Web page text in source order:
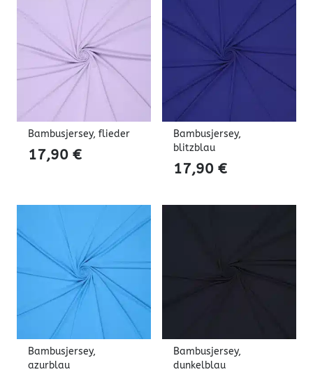
Bambusjersey, flieder
17,90 €
Bambusjersey,
blitzblau
17,90 €
Bambusjersey,
azurblau
Bambusjersey,
dunkelblau